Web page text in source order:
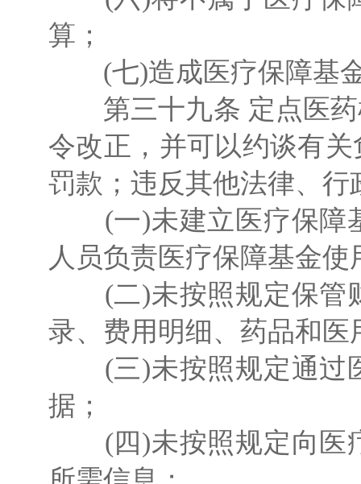
算；
(七)造成医疗保障基金
第三十九条 定点医药
令改正，并可以约谈有
罚款；违反其他法律、
(一)未建立医疗保障基
人员负责医疗保障基金使
(二)未按照规定保管财
录、费用明细、药品和
(三)未按照规定通过医
据；
(四)未按照规定向医疗